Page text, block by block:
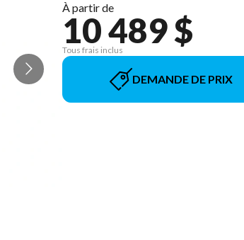
À partir de
10 489 $
Tous frais inclus
DEMANDE DE PRIX